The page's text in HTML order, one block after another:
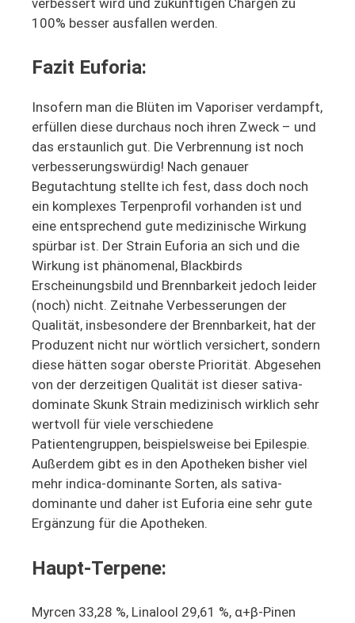
100% besser ausfallen werden.
Fazit Euforia:
Insofern man die Blüten im Vaporiser verdampft,
erfüllen diese durchaus noch ihren Zweck – und
das erstaunlich gut. Die Verbrennung ist noch
verbesserungswürdig! Nach genauer
Begutachtung stellte ich fest, dass doch noch
ein komplexes Terpenprofil vorhanden ist und
eine entsprechend gute medizinische Wirkung
spürbar ist. Der Strain Euforia an sich und die
Wirkung ist phänomenal, Blackbirds
Erscheinungsbild und Brennbarkeit jedoch leider
(noch) nicht. Zeitnahe Verbesserungen der
Qualität, insbesondere der Brennbarkeit, hat der
Produzent nicht nur wörtlich versichert, sondern
diese hätten sogar oberste Priorität. Abgesehen
von der derzeitigen Qualität ist dieser sativa-
dominate Skunk Strain medizinisch wirklich sehr
wertvoll für viele verschiedene
Patientengruppen, beispielsweise bei Epilespie.
Außerdem gibt es in den Apotheken bisher viel
mehr indica-dominante Sorten, als sativa-
dominante und daher ist Euforia eine sehr gute
Ergänzung für die Apotheken.
Haupt-Terpene:
Myrcen 33,28 %, Linalool 29,61 %, α+β-Pinen